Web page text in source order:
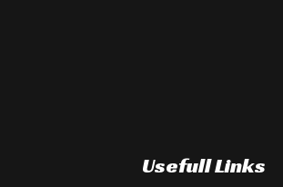
Usefull Links